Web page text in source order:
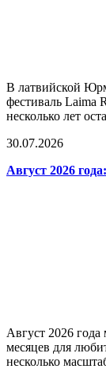
В латвийской
фестиваль Laima
несколько лет
30.07.2026
Август 2026
Август 2026
месяцев для
несколько